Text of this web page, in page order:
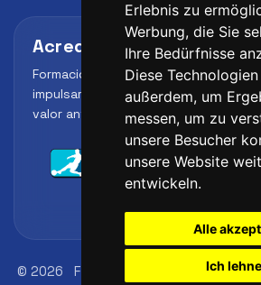
Erlebnis zu
Werbung, die Sie
Ihre Bedürfnisse
Diese
außerdem, um
messen, um zu
unsere Besucher
unsere Website
entwickeln.
Alle
Ich
Acreditaciones y alianzas
Formación, metodología y
impulsar el perfil profesional del
valor ante clubes, academias y
© 2026 FutbolLab Spain Soccer